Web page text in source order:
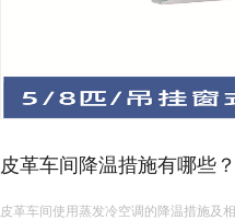
皮革车间降温措施有哪些？
皮革车间使用蒸发冷空调的降温措施及相关要点如下： 设备选型 根据面积：如